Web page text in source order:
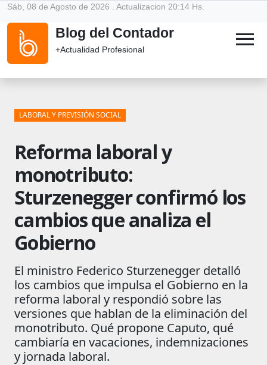
Sáb, 08 de Agosto de 2026 . Actualizacion 20:14 Hs.
Blog del Contador
+Actualidad Profesional menu
LABORAL Y PREVISIÓN SOCIAL
Reforma laboral y
monotributo:
Sturzenegger confirmó los
cambios que analiza el
Gobierno
El ministro Federico Sturzenegger detalló
los cambios que impulsa el Gobierno en la
reforma laboral y respondió sobre las
versiones que hablan de la eliminación del
monotributo. Qué propone Caputo, qué
cambiaría en vacaciones, indemnizaciones
y jornada laboral.